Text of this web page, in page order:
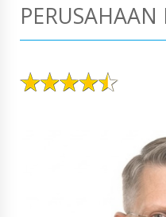
PERUSAHAAN